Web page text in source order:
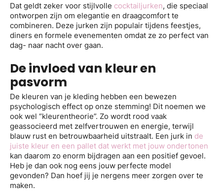
Dat geldt zeker voor stijlvolle cocktailjurken, die speciaal
ontworpen zijn om elegantie en draagcomfort te
combineren. Deze jurken zijn populair tijdens feestjes,
diners en formele evenementen omdat ze zo perfect van
dag- naar nacht over gaan.
De invloed van kleur en
pasvorm
De kleuren van je kleding hebben een bewezen
psychologisch effect op onze stemming! Dit noemen we
ook wel “kleurentheorie”. Zo wordt rood vaak
geassocieerd met zelfvertrouwen en energie, terwijl
blauw rust en betrouwbaarheid uitstraalt. Een jurk in de
juiste kleur en een pallet dat werkt met jouw ondertonen
kan daarom zo enorm bijdragen aan een positief gevoel.
Heb je dan ook nog eens jouw perfecte model
gevonden? Dan hoef jij je nergens meer zorgen over te
maken.